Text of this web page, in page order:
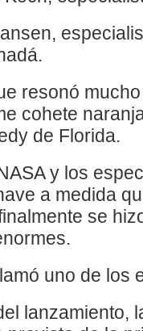
resonó
cohete
de Florida.
y los
a medida
se
uno de los
lanzamiento,